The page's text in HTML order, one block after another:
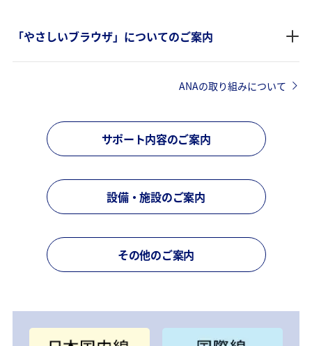
「やさしいブラウザ」についてのご案内
ANAの取り組みについて
サポート内容のご案内
設備・施設のご案内
その他のご案内